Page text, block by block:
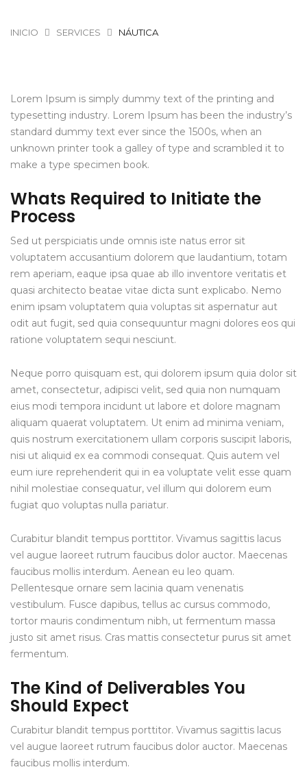
INICIO SERVICES NÁUTICA
Lorem Ipsum is simply dummy text of the printing and
typesetting industry. Lorem Ipsum has been the industry’s
standard dummy text ever since the 1500s, when an
unknown printer took a galley of type and scrambled it to
make a type specimen book.
Whats Required to Initiate the
Process
Sed ut perspiciatis unde omnis iste natus error sit
voluptatem accusantium dolorem que laudantium, totam
rem aperiam, eaque ipsa quae ab illo inventore veritatis et
quasi architecto beatae vitae dicta sunt explicabo. Nemo
enim ipsam voluptatem quia voluptas sit aspernatur aut
odit aut fugit, sed quia consequuntur magni dolores eos qui
ratione voluptatem sequi nesciunt.
Neque porro quisquam est, qui dolorem ipsum quia dolor sit
amet, consectetur, adipisci velit, sed quia non numquam
eius modi tempora incidunt ut labore et dolore magnam
aliquam quaerat voluptatem. Ut enim ad minima veniam,
quis nostrum exercitationem ullam corporis suscipit laboris,
nisi ut aliquid ex ea commodi consequat. Quis autem vel
eum iure reprehenderit qui in ea voluptate velit esse quam
nihil molestiae consequatur, vel illum qui dolorem eum
fugiat quo voluptas nulla pariatur.
Curabitur blandit tempus porttitor. Vivamus sagittis lacus
vel augue laoreet rutrum faucibus dolor auctor. Maecenas
faucibus mollis interdum. Aenean eu leo quam.
Pellentesque ornare sem lacinia quam venenatis
vestibulum. Fusce dapibus, tellus ac cursus commodo,
tortor mauris condimentum nibh, ut fermentum massa
justo sit amet risus. Cras mattis consectetur purus sit amet
fermentum.
The Kind of Deliverables You
Should Expect
Curabitur blandit tempus porttitor. Vivamus sagittis lacus
vel augue laoreet rutrum faucibus dolor auctor. Maecenas
faucibus mollis interdum.